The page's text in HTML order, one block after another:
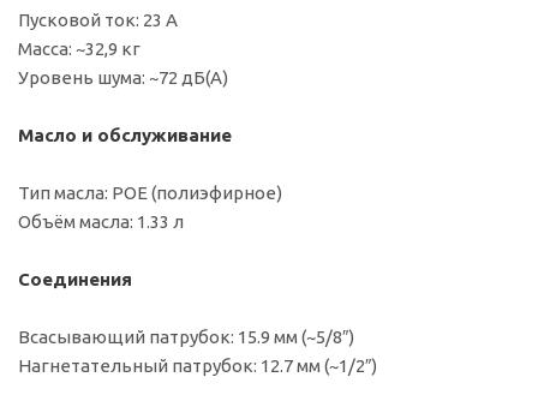
Пусковой ток: 23 А
Масса: ~32,9 кг
Уровень шума: ~72 дБ(A)
Масло и обслуживание
Тип масла: POE (полиэфирное)
Объём масла: 1.33 л
Соединения
Всасывающий патрубок: 15.9 мм (~5/8″)
Нагнетательный патрубок: 12.7 мм (~1/2″)